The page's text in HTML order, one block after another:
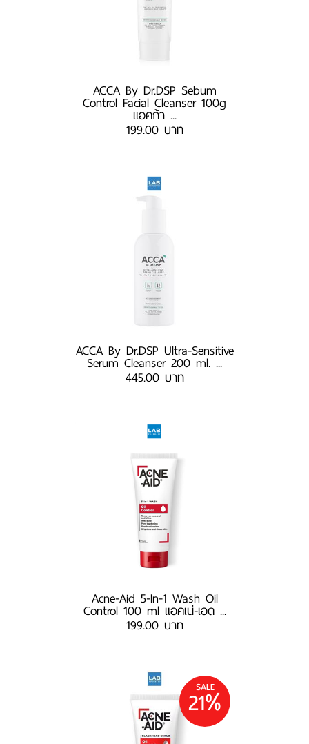
ACCA By Dr.DSP Sebum
Control Facial Cleanser 100g
แอคก้า ...
199.00 บาท
ACCA By Dr.DSP Ultra-Sensitive
Serum Cleanser 200 ml. ...
445.00 บาท
Acne-Aid 5-In-1 Wash Oil
Control 100 ml แอคเน่-เอด ...
199.00 บาท
SALE
21%